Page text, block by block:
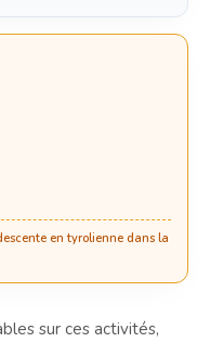
en tyrolienne dans la
sur ces activités,